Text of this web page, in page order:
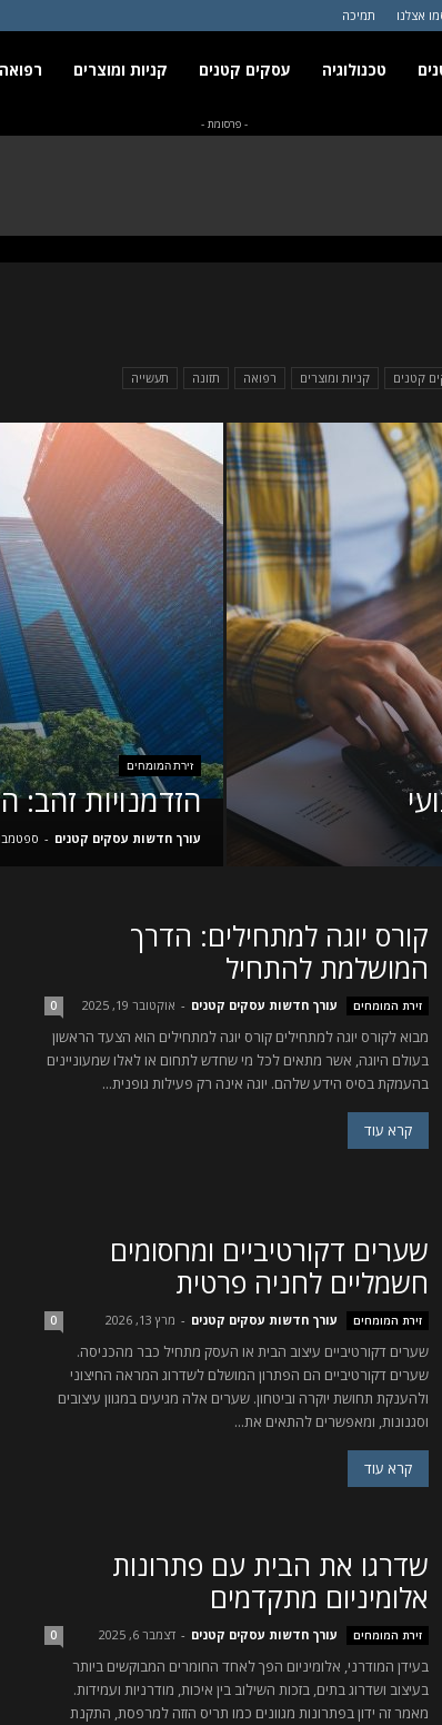
אצלנו תמיכה
טכנולוגיה עסקים קטנים קניות ומוצרים רפואה
- פרסומת -
קטנים קניות ומוצרים רפואה תזונה תעשייה
זירת המומחים
הזדמנויות זהב:
עורך חדשות עסקים קטנים - ספטמבר 9,
קורס יוגה למתחילים: הדרך
המושלמת להתחיל
זירת המומחים עורך חדשות עסקים קטנים - אוקטובר 19, 2025 0
מבוא לקורס יוגה למתחילים קורס יוגה למתחילים הוא הצעד הראשון
בעולם היוגה, אשר מתאים לכל מי שחדש לתחום או לאלו שמעוניינים
בהעמקת בסיס הידע שלהם. יוגה אינה רק פעילות גופנית...
קרא עוד
שערים דקורטיביים ומחסומים
חשמליים לחניה פרטית
זירת המומחים עורך חדשות עסקים קטנים - מרץ 13, 2026 0
שערים דקורטיביים עיצוב הבית או העסק מתחיל כבר מהכניסה.
שערים דקורטיביים הם הפתרון המושלם לשדרוג המראה החיצוני
ולהענקת תחושת יוקרה וביטחון. שערים אלה מגיעים במגוון עיצובים
וסגנונות, ומאפשרים להתאים את...
קרא עוד
שדרגו את הבית עם פתרונות
אלומיניום מתקדמים
זירת המומחים עורך חדשות עסקים קטנים - דצמבר 6, 2025 0
בעידן המודרני, אלומיניום הפך לאחד החומרים המבוקשים ביותר
בעיצוב ושדרוג בתים, בזכות השילוב בין איכות, מודרניות ועמידות.
מאמר זה ידון בפתרונות מגוונים כמו תריס הזזה למרפסת, התקנת